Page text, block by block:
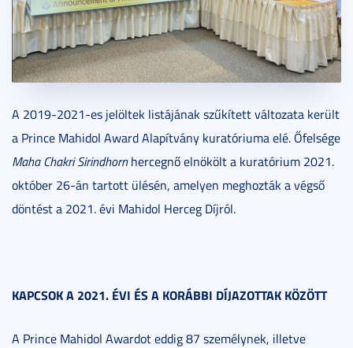
A 2019-2021-es jelöltek listájának szűkített változata került
a Prince Mahidol Award Alapítvány kuratóriuma elé. Őfelsége
Maha Chakri Sirindhornhercegnő elnökölt a kuratórium 2021.
október 26-án tartott ülésén, amelyen meghozták a végső
döntést a 2021. évi Mahidol Herceg Díjról.
KAPCSOK A 2021. ÉVI ÉS A KORÁBBI DÍJAZOTTAK KÖZÖTT
A Prince Mahidol Awardot eddig 87 személynek, illetve